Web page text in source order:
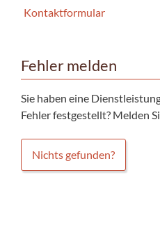
Kontaktformular
Fehler melden
Sie haben eine
Fehler festgestellt? Melden
Nichts gefunden?